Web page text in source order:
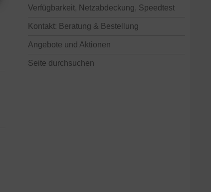
Verfügbarkeit, Netzabdeckung, Speedtest
Kontakt: Beratung & Bestellung
Angebote und Aktionen
Seite durchsuchen